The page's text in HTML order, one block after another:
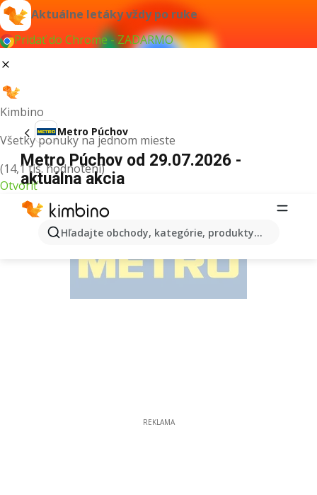
Aktuálne letáky vždy po ruke
Pridať do Chrome - ZADARMO
Kimbino
Všetky ponuky na jednom mieste
(14,1 tis. hodnotení)
Otvoriť
Hľadajte obchody, kategórie, produkty...
Metro Púchov
Metro Púchov od 29.07.2026 -
aktuálna akcia
REKLAMA